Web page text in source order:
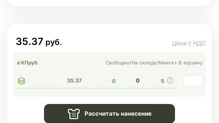
35.37
в КПруб. Свободно/На складе/Минск+ В корзину
35.37 0 0 5
Рассчитать нанесение